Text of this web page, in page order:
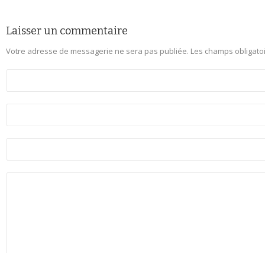
Laisser un commentaire
Votre adresse de messagerie ne sera pas publiée. Les champs